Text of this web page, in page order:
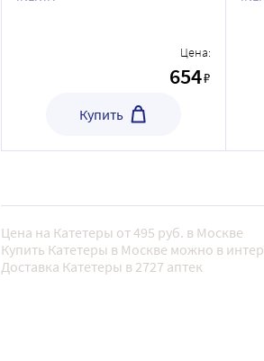
Цена:
654₽
Купить
Цена на Катетеры от 495 руб. в Москве
Купить Катетеры в Москве можно в
Доставка Катетеры в 2727 аптек